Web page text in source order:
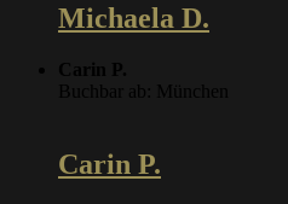
Michaela D.
Carin P.
Buchbar ab: München
Carin P.